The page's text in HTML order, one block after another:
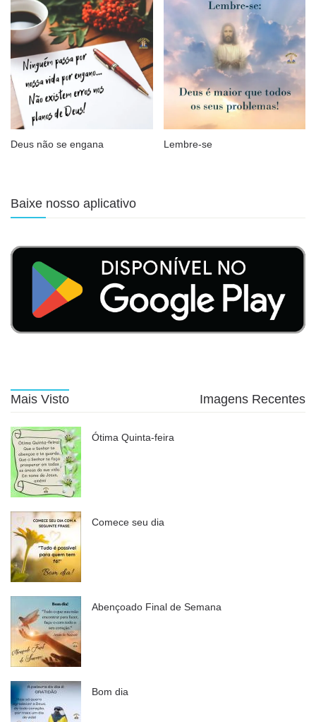
Deus não se engana Lembre-se
Baixe nosso aplicativo
Mais Visto Imagens Recentes
Ótima Quinta-feira
Comece seu dia
Abençoado Final de Semana
Bom dia